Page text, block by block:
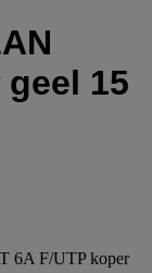
geel 15
6A F/UTP koper